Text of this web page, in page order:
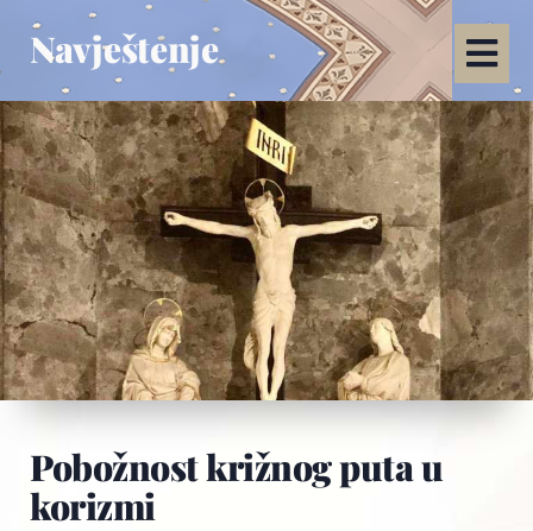
Navještenje
Pobožnost križnog puta u
korizmi